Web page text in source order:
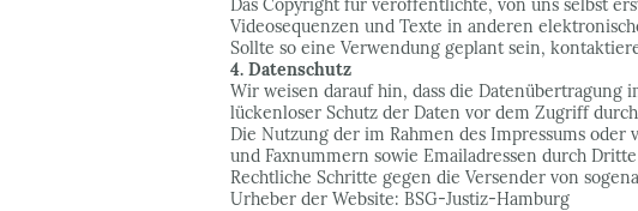
Das Copyright für veröffentlichte, von uns selbst
Videosequenzen und Texte in anderen
Sollte so eine Verwendung geplant sein,
4. Datenschutz
Wir weisen darauf hin, dass die
lückenloser Schutz der Daten vor dem Zugriff
Die Nutzung der im Rahmen des Impressums
und Faxnummern sowie Emailadressen durch
Rechtliche Schritte gegen die Versender von
Urheber der Website: BSG-Justiz-Hamburg